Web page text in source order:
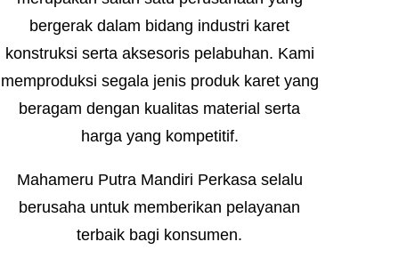
bergerak dalam bidang industri karet
konstruksi serta aksesoris pelabuhan. Kami
memproduksi segala jenis produk karet yang
beragam dengan kualitas material serta
harga yang kompetitif.
Mahameru Putra Mandiri Perkasa selalu
berusaha untuk memberikan pelayanan
terbaik bagi konsumen.